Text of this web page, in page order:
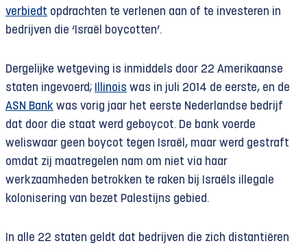
verbiedt opdrachten te verlenen aan of te investeren in
bedrijven die ‘Israël boycotten’.
Dergelijke wetgeving is inmiddels door 22 Amerikaanse
staten ingevoerd;
Illinois was in juli 2014 de eerste, en de
ASN Bank was vorig jaar het eerste Nederlandse bedrijf
dat door die staat werd geboycot. De bank voerde
weliswaar geen boycot tegen Israël, maar werd gestraft
omdat zij maatregelen nam om niet via haar
werkzaamheden betrokken te raken bij Israëls illegale
kolonisering van bezet Palestijns gebied.
In alle 22 staten geldt dat bedrijven die zich distantiëren